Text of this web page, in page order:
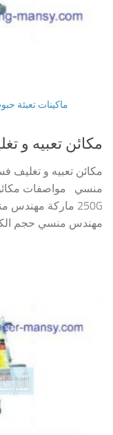
ماكينات تعبئة
مكائن تعبيه و
مهندس منسي حجم